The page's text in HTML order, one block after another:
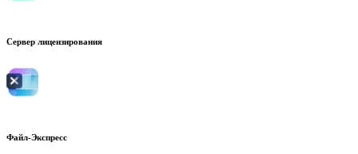
Сервер лицензирования
Файл-Экспресс